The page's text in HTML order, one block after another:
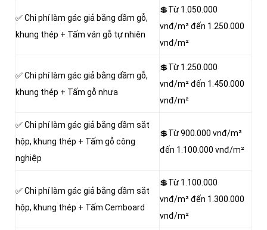
✅ Chi phí làm gác giả bằng dầm gỗ,
khung thép + Tấm ván gỗ tự nhiên
💲Từ 1.050.000
vnđ/m² đến 1.250.000
vnđ/m²
✅ Chi phí làm gác giả bằng dầm gỗ,
khung thép + Tấm gỗ nhựa
💲Từ 1.250.000
vnđ/m² đến 1.450.000
vnđ/m²
✅ Chi phí làm gác giả bằng dầm sắt
hộp, khung thép + Tấm gỗ công
nghiệp
💲Từ 900.000 vnđ/m²
đến 1.100.000 vnđ/m²
✅ Chi phí làm gác giả bằng dầm sắt
hộp, khung thép + Tấm Cemboard
💲Từ 1.100.000
vnđ/m² đến 1.300.000
vnđ/m²